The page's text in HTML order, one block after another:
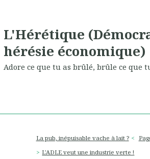
L'Hérétique
hérésie économique)
Adore ce que tu as brûlé, brûle ce que
La pub, inépuisable vache à lait ?
L'ADLE veut une industrie verte !